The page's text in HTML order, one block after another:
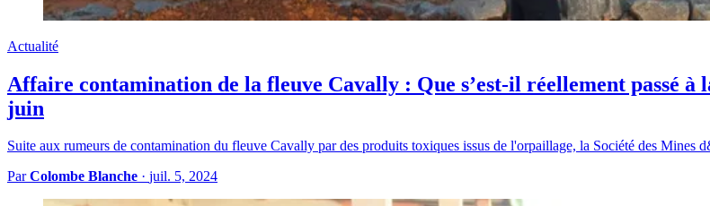
Actualité
Affaire contamination de la fleuve Cavally : Que s’est-il réellement passé à
juin
Suite aux rumeurs de contamination du fleuve Cavally par des produits toxiques issus de l'orpaillage, la Société des Mines
ParColombe Blanche · juil. 5, 2024